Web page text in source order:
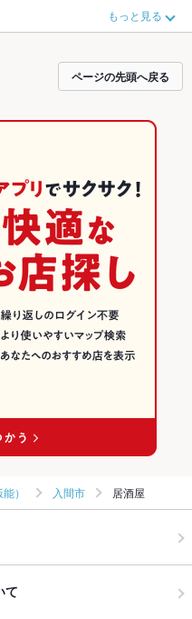
ので安心！24時間使える簡単便利
達どうしの飲み会にも、会社の宴
もっと見る
ページの先頭へ戻る
） 入間市 居酒屋
て